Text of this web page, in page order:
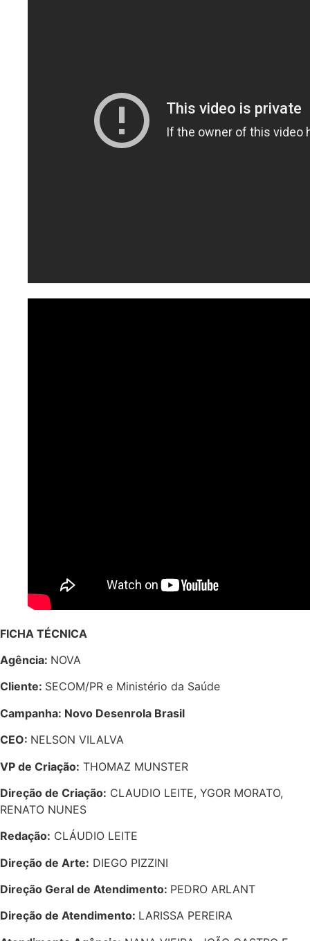
FICHA TÉCNICA
Agência: NOVA
Cliente: SECOM/PR e Ministério da Saúde
Campanha: Novo Desenrola Brasil
CEO: NELSON VILALVA
VP de Criação: THOMAZ MUNSTER
Direção de Criação: CLAUDIO LEITE, YGOR MORATO,
RENATO NUNES
Redação: CLÁUDIO LEITE
Direção de Arte: DIEGO PIZZINI
Direção Geral de Atendimento: PEDRO ARLANT
Direção de Atendimento: LARISSA PEREIRA